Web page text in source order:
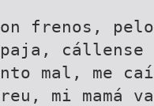
frenos,
paja, cállense
mal, me
mi mamá